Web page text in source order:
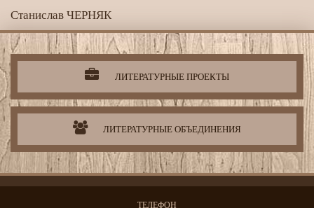
Станислав ЧЕРНЯК
Литературная
деятельность
организации
ЛИТЕРАТУРНЫЕ ПРОЕКТЫ
ЛИТЕРАТУРНЫЕ ОБЪЕДИНЕНИЯ
ТЕЛЕФОН